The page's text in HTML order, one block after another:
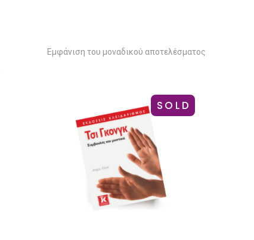
Εμφάνιση του μοναδικού αποτελέσματος
SOLD